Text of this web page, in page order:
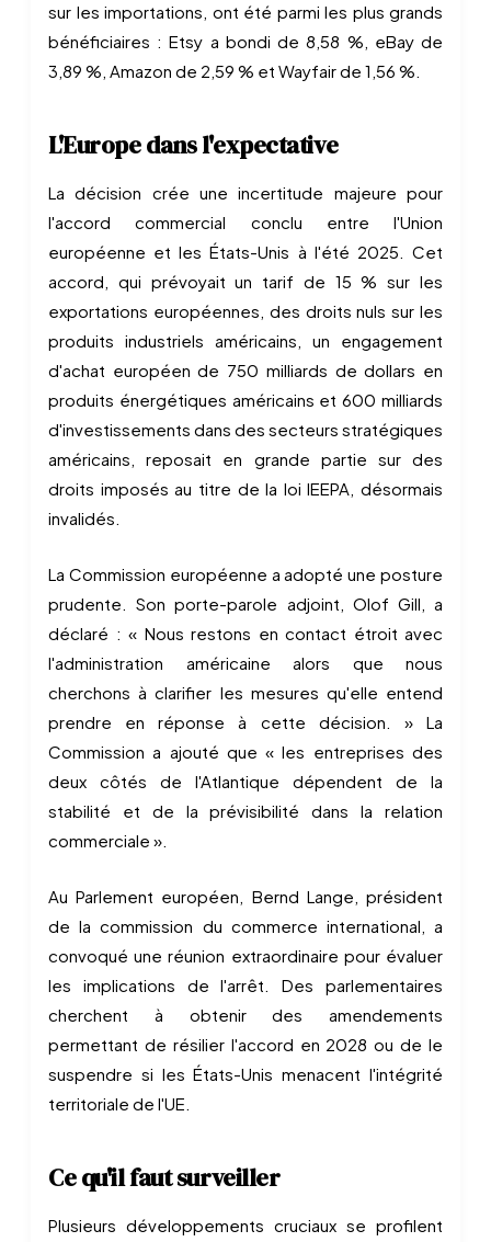
sur les importations, ont été parmi les plus grands
bénéficiaires : Etsy a bondi de 8,58 %, eBay de
3,89 %, Amazon de 2,59 % et Wayfair de 1,56 %.
L'Europe dans l'expectative
La décision crée une incertitude majeure pour
l'accord commercial conclu entre l'Union
européenne et les États-Unis à l'été 2025. Cet
accord, qui prévoyait un tarif de 15 % sur les
exportations européennes, des droits nuls sur les
produits industriels américains, un engagement
d'achat européen de 750 milliards de dollars en
produits énergétiques américains et 600 milliards
d'investissements dans des secteurs stratégiques
américains, reposait en grande partie sur des
droits imposés au titre de la loi IEEPA, désormais
invalidés.
La Commission européenne a adopté une posture
prudente. Son porte-parole adjoint, Olof Gill, a
déclaré : « Nous restons en contact étroit avec
l'administration américaine alors que nous
cherchons à clarifier les mesures qu'elle entend
prendre en réponse à cette décision. » La
Commission a ajouté que « les entreprises des
deux côtés de l'Atlantique dépendent de la
stabilité et de la prévisibilité dans la relation
commerciale ».
Au Parlement européen, Bernd Lange, président
de la commission du commerce international, a
convoqué une réunion extraordinaire pour évaluer
les implications de l'arrêt. Des parlementaires
cherchent à obtenir des amendements
permettant de résilier l'accord en 2028 ou de le
suspendre si les États-Unis menacent l'intégrité
territoriale de l'UE.
Ce qu'il faut surveiller
Plusieurs développements cruciaux se profilent